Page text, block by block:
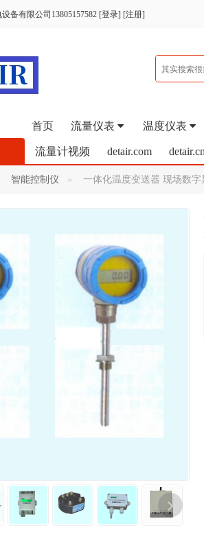
备有限公司13805157582 [登录] [注册]
首页 流量仪表 温度仪表
流量计视频 detair.com detair.cn
智能控制仪 一体化温度变送器 现场数